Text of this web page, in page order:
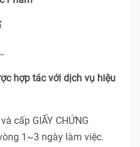
hợp tác với dịch vụ hiệu
cấp GIẤY CHỨNG
1~3 ngày làm việc.